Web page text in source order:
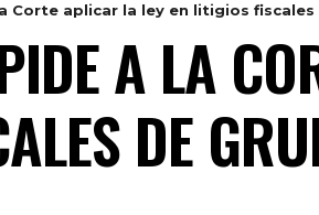
Corte aplicar la ley en litigios fiscales
A LA
DE